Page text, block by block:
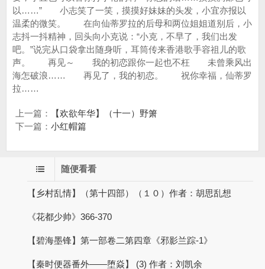
上一篇：
【欢欲年华】（十一）野箫
下一篇： 小红帽篇
随便看看
【乡村乱情】（第十四部）（１０）作者：胡思乱想
《花都少帅》366-370
【碧海墨锋】第一部卷二第四章《邪影兰踪-1》
【秦时便器番外——堕焱】 (3) 作者：刘凯余